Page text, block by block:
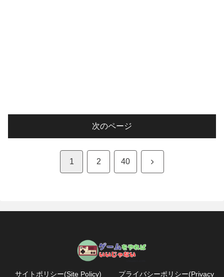
次のページ
1 2 40 次
サイトポリシー(Site Policy) プライバシーポリシー(Privacy